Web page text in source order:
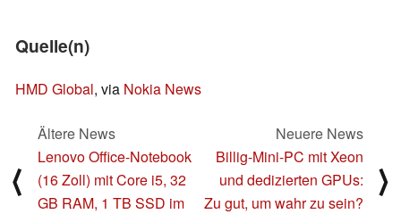
Quelle(n)
HMD Global, via Nokia News
⟨
Ältere News
Lenovo Office-Notebook
(16 Zoll) mit Core i5, 32
GB RAM, 1 TB SSD im
Neuere News
Billig-Mini-PC mit Xeon
und dedizierten GPUs:
Zu gut, um wahr zu sein?
⟩